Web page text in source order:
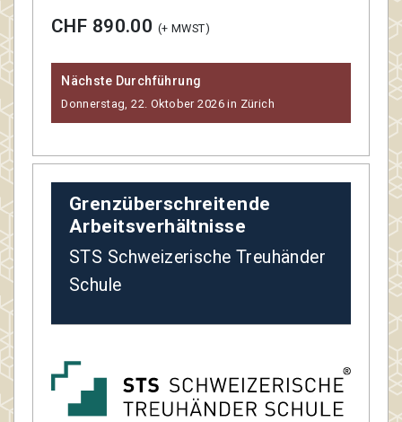
CHF 890.00 (+ MWST)
Nächste Durchführung
Donnerstag, 22. Oktober 2026 in Zürich
Grenzüberschreitende
Arbeitsverhältnisse
STS Schweizerische Treuhänder
Schule